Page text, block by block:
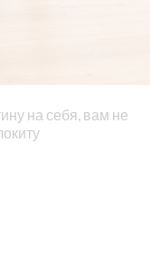
на себя, вам не